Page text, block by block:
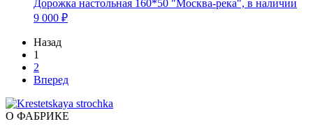
Дорожка настольная 160*50 "Москва-река", в наличии
9 000 ₽
Назад
1
2
Вперед
О ФАБРИКЕ